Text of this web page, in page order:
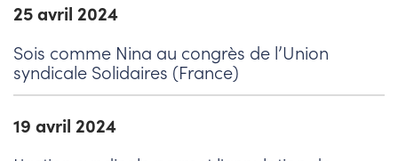
25 avril 2024
Sois comme Nina au congrès de l’Union
syndicale Solidaires (France)
19 avril 2024